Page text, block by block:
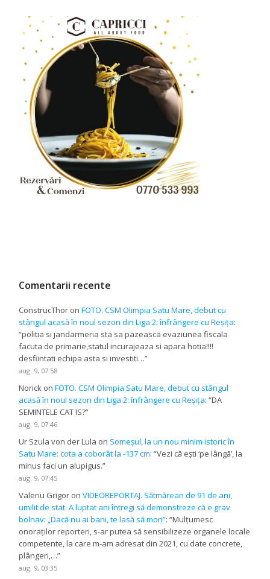
Comentarii recente
ConstrucThor onFOTO. CSM Olimpia Satu Mare, debut cu
stângul acasă în noul sezon din Liga 2: înfrângere cu Reșița:
“politia si jandarmeria sta sa pazeasca evaziunea fiscala
facuta de primarie,statul incurajeaza si apara hotia!!!!
desfiintati echipa asta si investiti…”
aug. 9, 07:58
Norick onFOTO. CSM Olimpia Satu Mare, debut cu stângul
acasă în noul sezon din Liga 2: înfrângere cu Reșița: “DA
SEMINTELE CAT IS?”
aug. 9, 07:46
Ur Szula von der Lula on Someșul, la un nou minim istoric în
Satu Mare: cota a coborât la -137 cm: “Vezi că ești ‘pe lângă’, la
minus faci un alupigus.”
aug. 9, 07:45
Valeriu Grigor onVIDEOREPORTAJ. Sătmărean de 91 de ani,
umilit de stat. A luptat ani întregi să demonstreze că e grav
bolnav: „Dacă nu ai bani, te lasă să mori”: “Mulțumesc
onoraților reporteri, s-ar putea să sensibilizeze organele locale
competente, la care m-am adresat din 2021, cu date concrete,
plângeri,…”
aug. 9, 03:35